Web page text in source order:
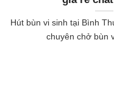
Hút bùn vi sinh tại Bình
chuyên chở bùn